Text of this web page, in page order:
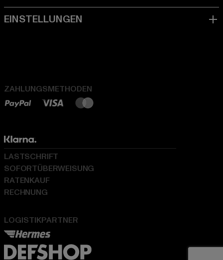
ZAHLUNGSMETHODEN
LOGISTIKPARTNER
LASTSCHRIFT
SOFORTÜBERWEISUNG
RATENKAUF
RECHNUNG